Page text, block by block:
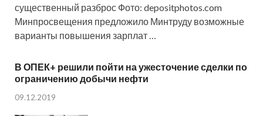
существенный разброс Фото: depositphotos.com
Минпросвещения предложило Минтруду возможные
варианты повышения зарплат …
В ОПЕК+ решили пойти на ужесточение сделки по
ограничению добычи нефти
09.12.2019